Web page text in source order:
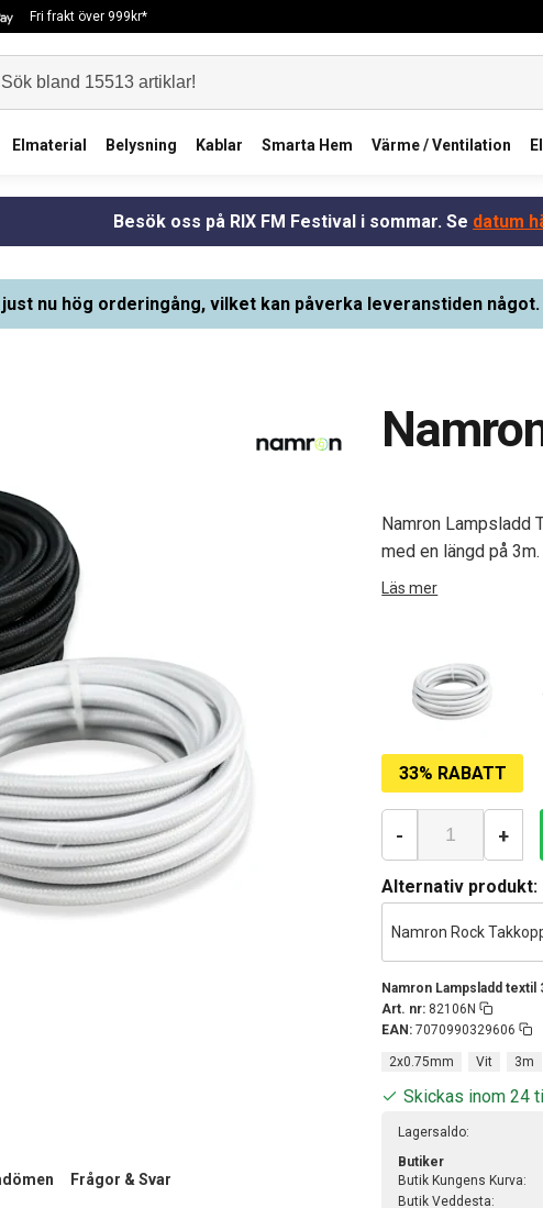
Fri frakt över 999kr*
Elmaterial Belysning Kablar Smarta Hem Värme / Ventilation
Besök oss på RIX FM Festival i sommar. Se datum
just nu hög orderingång, vilket kan påverka leveranstiden
Frågor & Svar
Namron Lampsladd
med en längd på
Läs mer
33% RABATT
Namron Lampsladd textil
Art. nr: 82106N
EAN: 7070990329606
- +
2x0.75mm Vit 3m
Alternativ produkt:
Namron Rock
Skickas inom 24
Lagersaldo:
Butiker
Butik Kungens Kurva:
Butik Veddesta: